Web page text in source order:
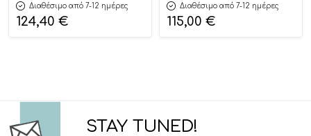
Διαθέσιμο από 7-12 ημέρες
124,40 €
Διαθέσιμο από 7-12 ημέρες
115,00 €
STAY TUNED!